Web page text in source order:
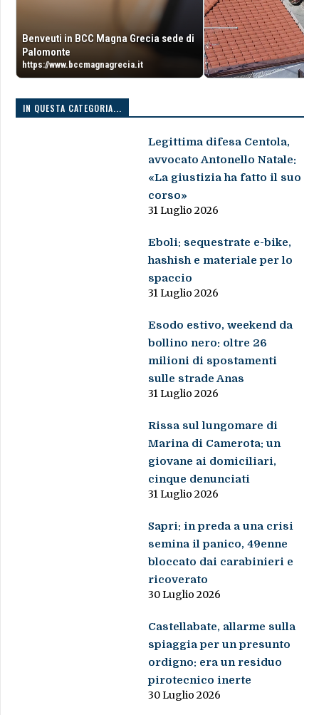
Benveuti in BCC Magna Grecia sede di
Palomonte
https://www.bccmagnagrecia.it
IN QUESTA CATEGORIA...
Legittima difesa Centola,
avvocato Antonello Natale:
«La giustizia ha fatto il suo
corso»
31 Luglio 2026
Eboli: sequestrate e-bike,
hashish e materiale per lo
spaccio
31 Luglio 2026
Esodo estivo, weekend da
bollino nero: oltre 26
milioni di spostamenti
sulle strade Anas
31 Luglio 2026
Rissa sul lungomare di
Marina di Camerota: un
giovane ai domiciliari,
cinque denunciati
31 Luglio 2026
Sapri: in preda a una crisi
semina il panico, 49enne
bloccato dai carabinieri e
ricoverato
30 Luglio 2026
Castellabate, allarme sulla
spiaggia per un presunto
ordigno: era un residuo
pirotecnico inerte
30 Luglio 2026